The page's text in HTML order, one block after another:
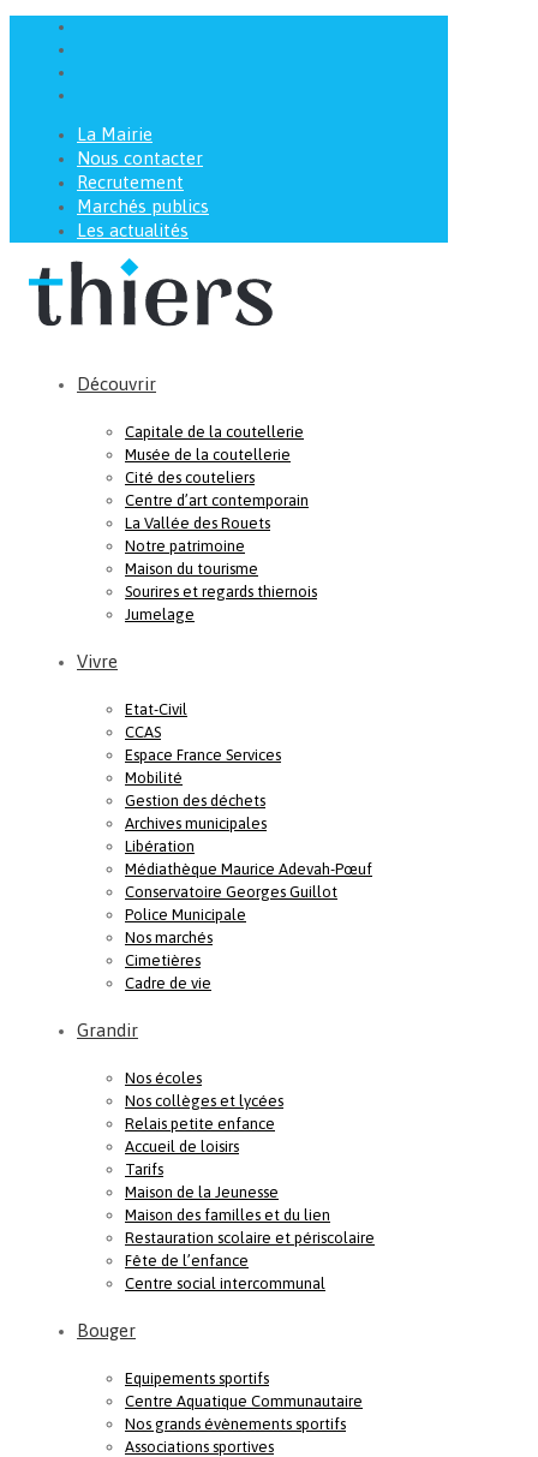
La Mairie
Nous contacter
Recrutement
Marchés publics
Les actualités
Découvrir
Capitale de la coutellerie
Musée de la coutellerie
Cité des couteliers
Centre d’art contemporain
La Vallée des Rouets
Notre patrimoine
Maison du tourisme
Sourires et regards thiernois
Jumelage
Vivre
Etat-Civil
CCAS
Espace France Services
Mobilité
Gestion des déchets
Archives municipales
Libération
Médiathèque Maurice Adevah-Pœuf
Conservatoire Georges Guillot
Police Municipale
Nos marchés
Cimetières
Cadre de vie
Grandir
Nos écoles
Nos collèges et lycées
Relais petite enfance
Accueil de loisirs
Tarifs
Maison de la Jeunesse
Maison des familles et du lien
Restauration scolaire et périscolaire
Fête de l’enfance
Centre social intercommunal
Bouger
Equipements sportifs
Centre Aquatique Communautaire
Nos grands évènements sportifs
Associations sportives